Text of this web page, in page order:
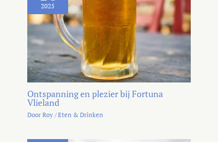
2025
Ontspanning en plezier bij Fortuna
Vlieland
DoorRoy/Eten & Drinken